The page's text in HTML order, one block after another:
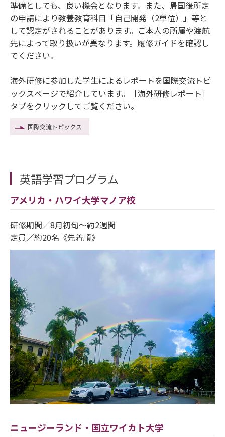
準備としても、良い機会となります。また、帰国後所定
の申請により教養教育科目「自己開発（2単位）」等と
して認定がされることがあります。ご本人の所属や渡航
先によって取り扱いが異なります。履修ガイドを確認し
てください。
海外研修に参加した学生によるレポートを国際交流トピ
ックスぺージで紹介しています。［海外研修レポート］
タブをクリックしてご覧ください。
国際交流トピックス
英語学習プログラム
アメリカ・ハワイ大学マノア校
研修期間／8月初旬～約2週間
定員／約20名《先着順》
ニュージーランド・国立ワイカト大学